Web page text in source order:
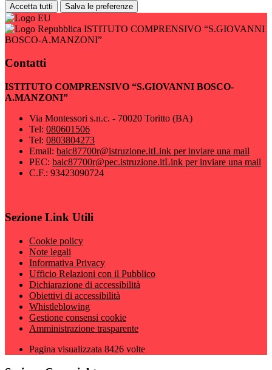
Accetta tutti Salva le preferenze
ISTITUTO COMPRENSIVO “S.GIOVANNI
BOSCO-A.MANZONI”
Contatti
ISTITUTO COMPRENSIVO “S.GIOVANNI BOSCO-
A.MANZONI”
Via Montessori s.n.c. - 70020 Toritto (BA)
Tel: 080601506
Tel: 0803804273
Email: baic87700r@istruzione.itLink per inviare una mail
PEC: baic87700r@pec.istruzione.itLink per inviare una mail
C.F.: 93423090724
Sezione Link Utili
Cookie policy
Note legali
Informativa Privacy
Ufficio Relazioni con il Pubblico
Dichiarazione di accessibilità
Obiettivi di accessibilità
Whistleblowing
Gestione consensi cookie
Amministrazione trasparente
Pagina visualizzata 8426 volte